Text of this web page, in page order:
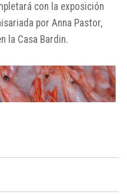
con la exposición
por Anna Pastor,
la Casa Bardin.